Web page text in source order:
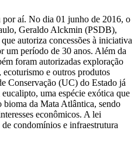
aí. No dia 01 junho de 2016, o
Geraldo Alckmin (PSDB),
autoriza concessões à iniciativa
um período de 30 anos. Além da
foram autorizadas exploração
e outros produtos
Conservação (UC) do Estado já
uma espécie exótica que
bioma da Mata Atlântica, sendo
econômicos. A lei
condomínios e infraestrutura